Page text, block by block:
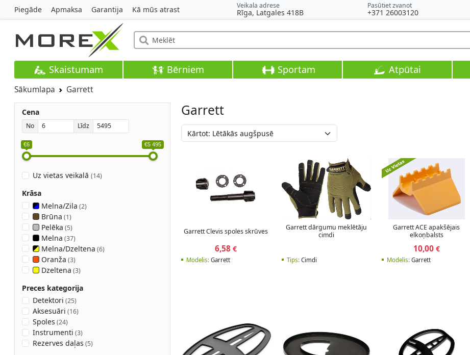
Piegāde Apmaksa Garantija Kā mūs atrast Veikala adrese
Rīga, Latgales 418B
Pasūtiet zvanot
+371 26003120
Skaistumam Bērniem Sportam Atpūtai
Sākumlapa Garrett
Cena
No Līdz
€6 €5 495
Uz vietas veikalā (14)
Krāsa
Melna/Zila (2)
Brūna (1)
Pelēka (5)
Melna (37)
Melna/Dzeltena (6)
Oranža (3)
Dzeltena (3)
Preces kategorija
Detektori (25)
Aksesuāri (16)
Spoles (24)
Instrumenti (3)
Rezerves daļas (5)
Garrett
Garrett Clevis spoles skrūves
6,58 €
Modelis: Garrett
Garrett dārgumu meklētāju
cimdi
Tips:Cimdi
Garrett ACE apakšējais
elkoņbalsts
10,00€
Modelis: Garrett